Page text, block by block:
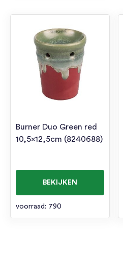
Burner Duo Green red
10,5×12,5cm (8240688)
BEKIJKEN
voorraad: 790